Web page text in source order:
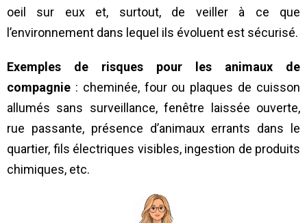
oeil sur eux et, surtout, de veiller à ce que
l’environnement dans lequel ils évoluent est sécurisé.
Exemples de risques pour les animaux de
compagnie : cheminée, four ou plaques de cuisson
allumés sans surveillance, fenêtre laissée ouverte,
rue passante, présence d’animaux errants dans le
quartier, fils électriques visibles, ingestion de produits
chimiques, etc.